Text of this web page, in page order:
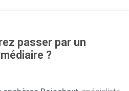
passer par un
?